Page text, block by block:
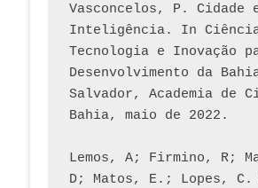
Vasconcelos, P. Cidade
Inteligência. In
Tecnologia e Inovação
Desenvolvimento da
Salvador, Academia de
Bahia, maio de 2022.
Lemos, A; Firmino, R;
D; Matos, E.; Lopes, C.